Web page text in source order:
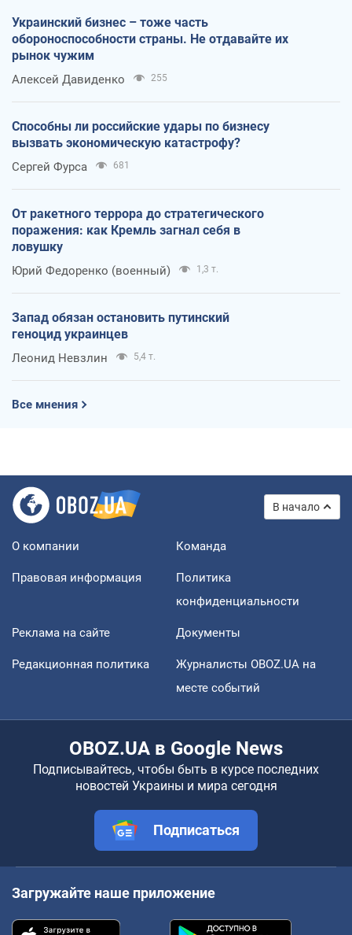
Украинский бизнес – тоже часть
обороноспособности страны. Не отдавайте их
рынок чужим
Алексей Давиденко 255
Способны ли российские удары по бизнесу
вызвать экономическую катастрофу?
Сергей Фурса 681
От ракетного террора до стратегического
поражения: как Кремль загнал себя в
ловушку
Юрий Федоренко (военный) 1,3 т.
Запад обязан остановить путинский
геноцид украинцев
Леонид Невзлин 5,4 т.
Все мнения
В начало
О компании Команда
Правовая информация
Политика
конфиденциальности
Реклама на сайте Документы
Редакционная политика
Журналисты OBOZ.UA на
месте событий
OBOZ.UA в Google News
Подписывайтесь, чтобы быть в курсе последних
новостей Украины и мира сегодня
Подписаться
Загружайте наше приложение